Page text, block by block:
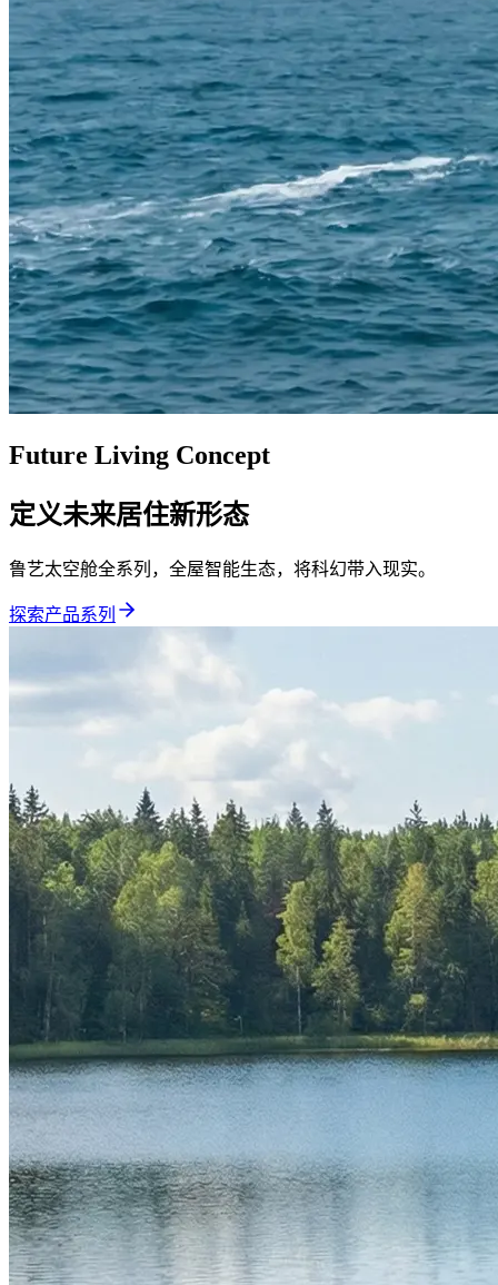
Future Living Concept
定义未来居住新形态
鲁艺太空舱全系列，全屋智能生态，将科幻带入现实。
探索产品系列